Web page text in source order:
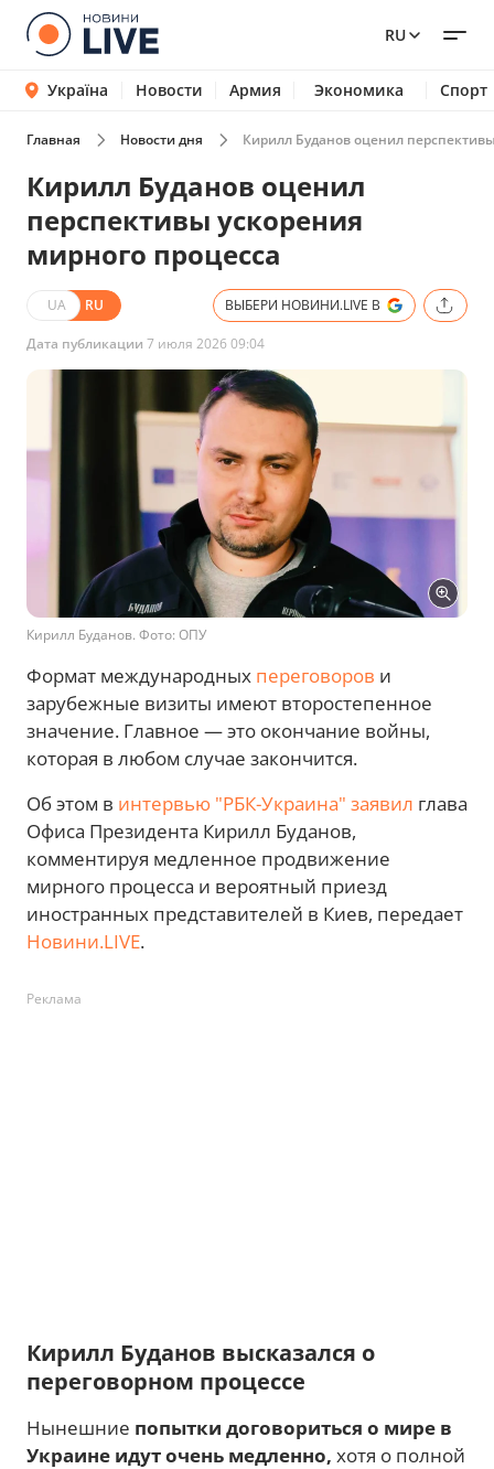
RU
Україна Новости Армия Экономика Спорт
Главная Новости дня Кирилл Буданов оценил
Кирилл Буданов оценил
перспективы ускорения
мирного процесса
UA RU ВЫБЕРИ НОВИНИ.LIVE В
Дата публикации 7 июля 2026 09:04
Кирилл Буданов. Фото: ОПУ
Формат международных переговоров и
зарубежные визиты имеют второстепенное
значение. Главное — это окончание войны,
которая в любом случае закончится.
Об этом в интервью "РБК-Украина" заявил глава
Офиса Президента Кирилл Буданов,
комментируя медленное продвижение
мирного процесса и вероятный приезд
иностранных представителей в Киев, передает
Новини.LIVE.
Реклама
Кирилл Буданов высказался о
переговорном процессе
Нынешние попытки договориться о мире в
Украине идут очень медленно, хотя о полной